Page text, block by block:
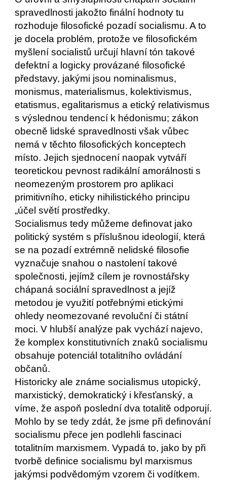
spravedlnosti jakožto finální hodnoty tu
rozhoduje filosofické pozadí socialismu. A to
je docela problém, protože ve filosofickém
myšlení socialistů určují hlavní tón takové
defektní a logicky provázané filosofické
představy, jakými jsou nominalismus,
monismus, materialismus, kolektivismus,
etatismus, egalitarismus a etický relativismus
s výslednou tendencí k hédonismu; zákon
obecně lidské spravedlnosti však vůbec
nemá v těchto filosofických konceptech
místo. Jejich sjednocení naopak vytváří
teoretickou pevnost radikální amorálnosti s
neomezeným prostorem pro aplikaci
primitivního, eticky nihilistického principu
„účel světí prostředky.
Socialismus tedy můžeme definovat jako
politický systém s příslušnou ideologií, která
se na pozadí extrémně nelidské filosofie
vyznačuje snahou o nastolení takové
společnosti, jejímž cílem je rovnostářsky
chápaná sociální spravedlnost a jejíž
metodou je využití potřebnými etickými
ohledy neomezované revoluční či státní
moci. V hlubší analýze pak vychází najevo,
že komplex konstitutivních znaků socialismu
obsahuje potenciál totalitního ovládání
občanů.
Historicky ale známe socialismus utopický,
marxistický, demokratický i křesťanský, a
víme, že aspoň poslední dva totalitě odporují.
Mohlo by se tedy zdát, že jsme při definování
socialismu přece jen podlehli fascinaci
totalitním marxismem. Vypadá to, jako by při
tvorbě definice socialismu byl marxismus
jakýmsi podvědomým vzorem či vodítkem.